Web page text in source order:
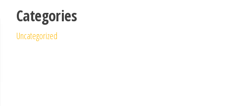
Categories
Uncategorized